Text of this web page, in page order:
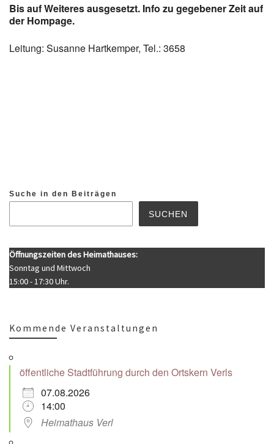
Bis auf Weiteres ausgesetzt. Info zu gegebener Zeit auf
der Hompage.
Leitung: Susanne Hartkemper, Tel.: 3658
Suche in den Beiträgen
SUCHEN
Öffnungszeiten des Heimathauses:
Sonntag und Mittwoch
15:00 - 17:30 Uhr.
Kommende Veranstaltungen
öffentliche Stadtführung durch den Ortskern Verls
07.08.2026
14:00
Heimathaus Verl